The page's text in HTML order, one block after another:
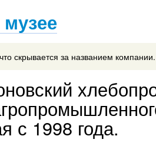
музее
скрывается за названием компании.
с 1998 года.